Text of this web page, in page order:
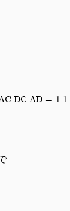
= 1:1: